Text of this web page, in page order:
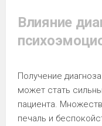
Влияние
Получение
может стать
пациента.
печаль и